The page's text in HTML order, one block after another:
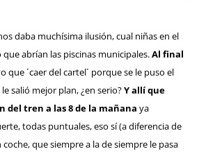
daba muchísima ilusión, cual niñas en el
abrían las piscinas municipales.Al final
que ´caer del cartel´ porque se le puso el
salió mejor plan, ¿en serio?Y allí que
del tren a las 8 de la mañana ya
todas puntuales, eso sí (a diferencia de
que siempre a la de siempre le pasa